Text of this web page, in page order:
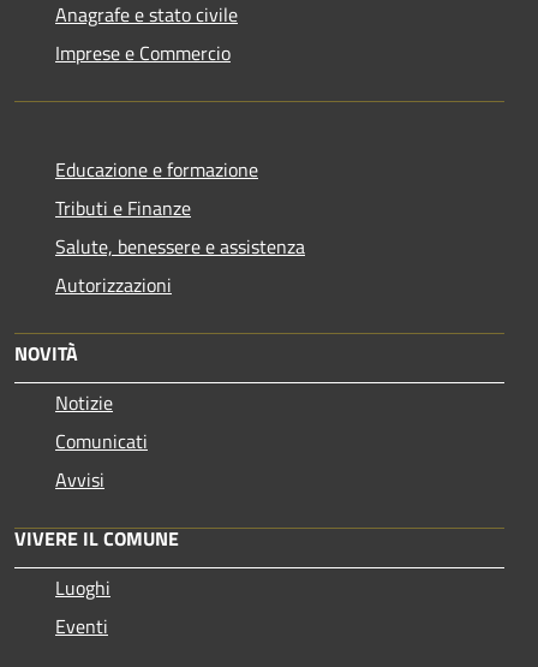
Anagrafe e stato civile
Imprese e Commercio
Educazione e formazione
Tributi e Finanze
Salute, benessere e assistenza
Autorizzazioni
NOVITÀ
Notizie
Comunicati
Avvisi
VIVERE IL COMUNE
Luoghi
Eventi